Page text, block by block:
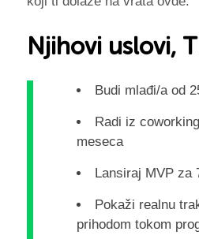
Njihovi uslovi,
Budi mlađi/a od
Radi iz
meseca
Lansiraj MVP za
Pokaži realnu
prihodom tokom